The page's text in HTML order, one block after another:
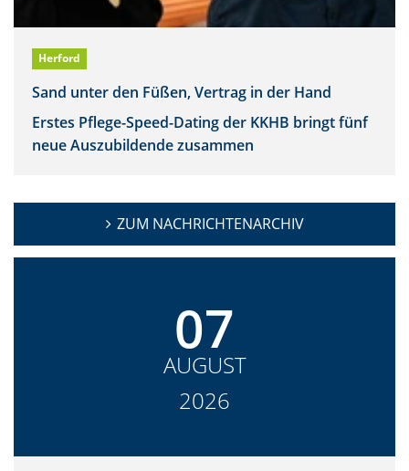
Herford
Sand unter den Füßen, Vertrag in der Hand
Erstes Pflege-Speed-Dating der KKHB bringt fünf
neue Auszubildende zusammen
ZUM NACHRICHTENARCHIV
07
AUGUST
2026